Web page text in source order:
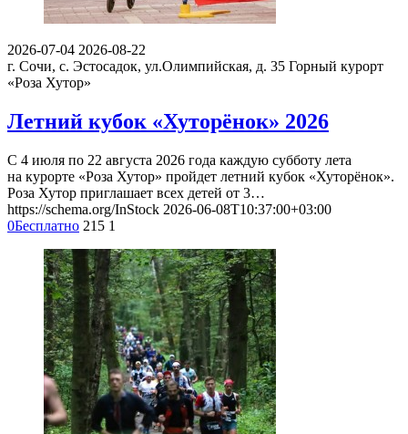
2026-07-04 2026-08-22
г. Сочи, с. Эстосадок, ул.Олимпийская, д. 35 Горный курорт
«Роза Хутор»
Летний кубок «Хуторёнок» 2026
С 4 июля по 22 августа 2026 года каждую субботу лета
на курорте «Роза Хутор» пройдет летний кубок «Хуторёнок».
Роза Хутор приглашает всех детей от 3…
https://schema.org/InStock 2026-06-08T10:37:00+03:00
0Бесплатно 215 1